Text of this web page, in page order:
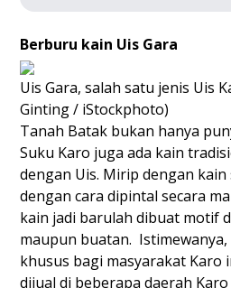
Berburu kain Uis Gara
Uis Gara, salah satu jenis Uis
Ginting / iStockphoto)
Tanah Batak bukan hanya
Suku Karo juga ada kain
dengan Uis. Mirip dengan
dengan cara dipintal secara
kain jadi barulah dibuat motif
maupun buatan.
khusus bagi masyarakat Karo
dijual di beberapa daerah